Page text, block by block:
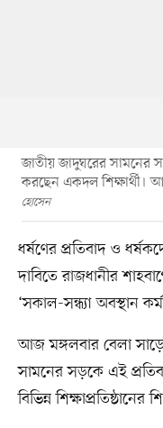
জাতীয় জাদুঘরের সামনের
করছেন একদল শিক্ষার্থী।
হোসেন
ধর্ষণের প্রতিবাদ ও
দাবিতে রাজধানীর
‘সকাল-সন্ধ্যা অবস্থান
আজ মঙ্গলবার বেলা
সামনের সড়কে এই
বিভিন্ন শিক্ষাপ্রতিষ্ঠানের